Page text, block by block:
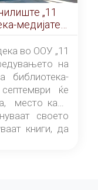
„11
медијатека
во ООУ „11
на
библиотека-
ќе
место каде
своето
книги, да